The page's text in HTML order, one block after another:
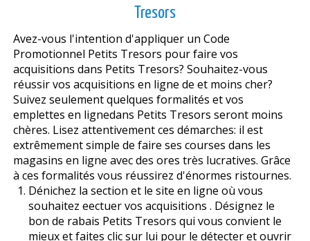
Tresors
Avez-vous l'intention d'appliquer un Code
Promotionnel Petits Tresors pour faire vos
acquisitions dans Petits Tresors? Souhaitez-vous
réussir vos acquisitions en ligne de et moins cher?
Suivez seulement quelques formalités et vos
emplettes en lignedans Petits Tresors seront moins
chères. Lisez attentivement ces démarches: il est
extrêmement simple de faire ses courses dans les
magasins en ligne avec des offres très lucratives. Grâce
à ces formalités vous réussirez d'énormes ristournes.
Dénichez la section et le site en ligne où vous
souhaitez effectuer vos acquisitions . Désignez le
bon de rabais Petits Tresors qui vous convient le
mieux et faites clic sur lui pour le détecter et ouvrir